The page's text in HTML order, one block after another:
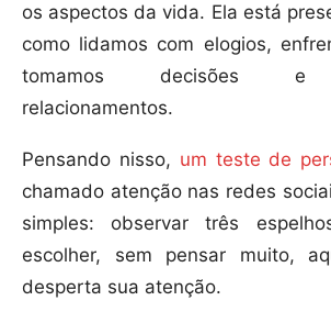
os aspectos da vida. Ela está
como lidamos com elogios,
tomamos decisões e
relacionamentos.
Pensando nisso, um teste de
chamado atenção nas redes
simples: observar três
escolher, sem pensar muito,
desperta sua atenção.